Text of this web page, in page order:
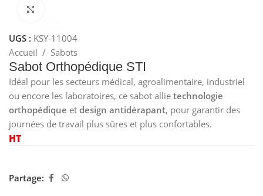
UGS : KSY-11004
Accueil / Sabots
Sabot Orthopédique STI
Idéal pour les secteurs médical, agroalimentaire, industriel
ou encore les laboratoires, ce sabot allie technologie
orthopédique et design antidérapant, pour garantir des
journées de travail plus sûres et plus confortables.
HT
Partage: